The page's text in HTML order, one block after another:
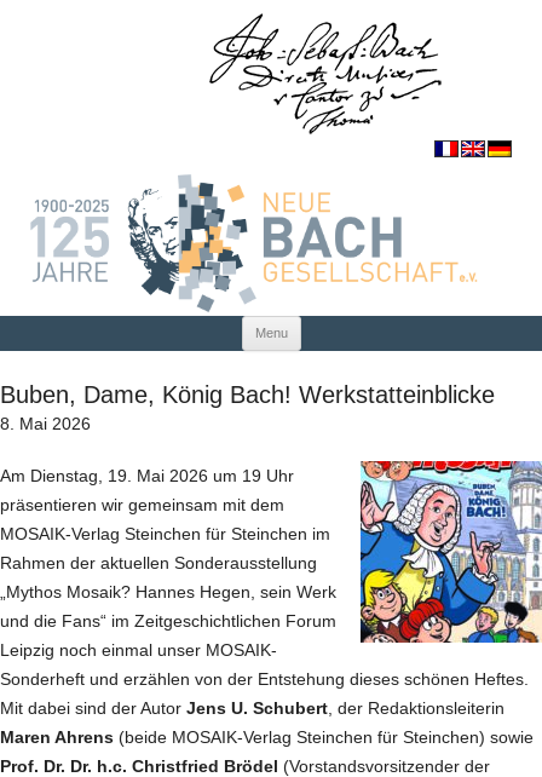
Menu Skip to content
Buben, Dame, König Bach! Werkstatteinblicke
8. Mai 2026
Am Dienstag, 19. Mai 2026 um 19 Uhr
präsentieren wir gemeinsam mit dem
MOSAIK-Verlag Steinchen für Steinchen im
Rahmen der aktuellen Sonderausstellung
„Mythos Mosaik? Hannes Hegen, sein Werk
und die Fans“ im Zeitgeschichtlichen Forum
Leipzig noch einmal unser MOSAIK-
Sonderheft und erzählen von der Entstehung dieses schönen Heftes.
Mit dabei sind der Autor Jens U. Schubert , der Redaktionsleiterin
Maren Ahrens (beide MOSAIK-Verlag Steinchen für Steinchen) sowie
Prof. Dr. Dr. h.c. Christfried Brödel (Vorstandsvorsitzender der